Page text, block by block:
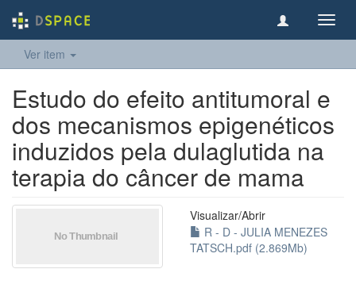
Ver item
Estudo do efeito antitumoral e
dos mecanismos epigenéticos
induzidos pela dulaglutida na
terapia do câncer de mama
Visualizar/Abrir
R - D - JULIA MENEZES
TATSCH.pdf (2.869Mb)